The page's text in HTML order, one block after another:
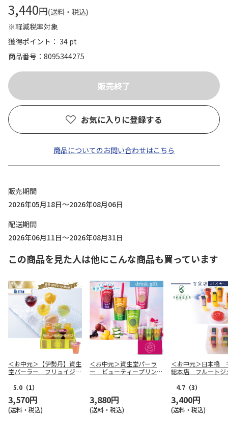
3,440円(送料・税込)
※軽減税率対象
獲得ポイント： 34 pt
商品番号
8095344275
お気に入りに登録する
商品についてのお問い合わせはこちら
販売期間
2026年05月18日～2026年08月06日
配送期間
2026年06月11日～2026年08月31日
この商品を見た人は他にこんな商品も買っています
＜お中元＞【伊勢丹】資生
堂パーラー フリュイジュ
5.0 （1）
3,570円
(送料・税込)
＜お中元＞資生堂パーラ
ー ビューティープリンセ
3,880円
(送料・税込)
＜お中元＞日本橋
総本店 フルートジ
4.7 （3）
3,400円
(送料・税込)